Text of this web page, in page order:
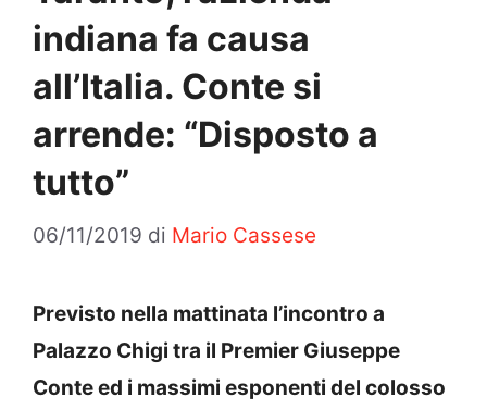
indiana fa causa
all’Italia. Conte si
arrende: “Disposto a
tutto”
06/11/2019 di Mario Cassese
Previsto nella mattinata l’incontro a
Palazzo Chigi tra il Premier Giuseppe
Conte ed i massimi esponenti del colosso